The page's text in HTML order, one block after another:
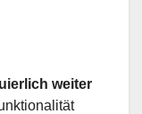
weiter